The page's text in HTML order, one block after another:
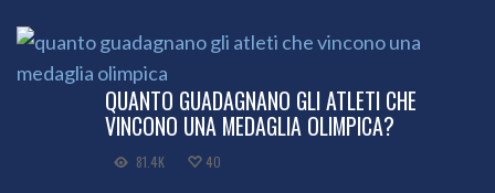
QUANTO GUADAGNANO GLI ATLETI CHE
VINCONO UNA MEDAGLIA OLIMPICA?
81.4K 40